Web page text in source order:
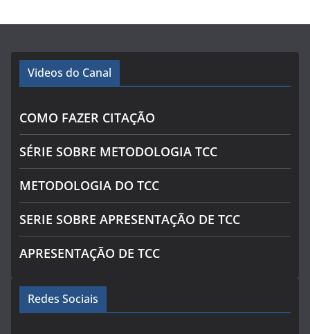
Videos do Canal
COMO FAZER CITAÇÃO
SÉRIE SOBRE METODOLOGIA TCC
METODOLOGIA DO TCC
SERIE SOBRE APRESENTAÇÃO DE TCC
APRESENTAÇÃO DE TCC
Redes Sociais